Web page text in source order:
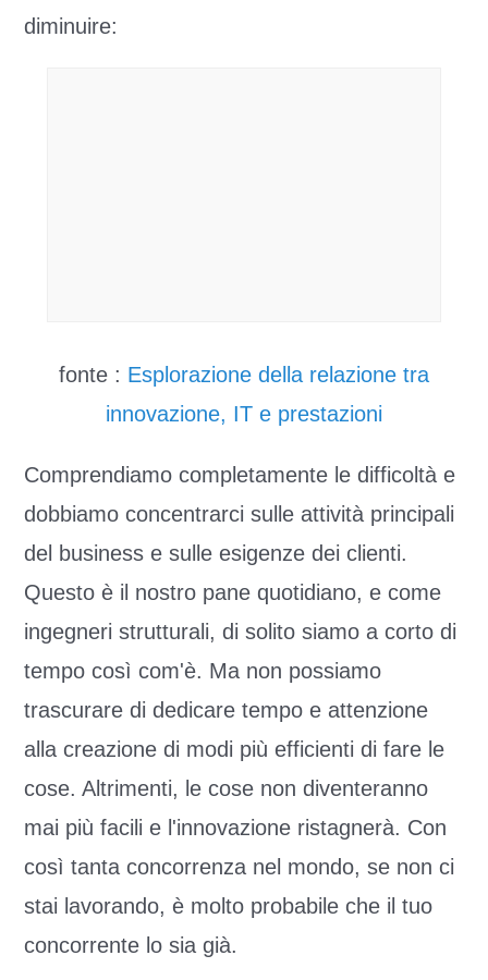
diminuire:
fonte : Esplorazione della relazione tra
innovazione, IT e prestazioni
Comprendiamo completamente le difficoltà e
dobbiamo concentrarci sulle attività principali
del business e sulle esigenze dei clienti.
Questo è il nostro pane quotidiano, e come
ingegneri strutturali, di solito siamo a corto di
tempo così com'è. Ma non possiamo
trascurare di dedicare tempo e attenzione
alla creazione di modi più efficienti di fare le
cose. Altrimenti, le cose non diventeranno
mai più facili e l'innovazione ristagnerà. Con
così tanta concorrenza nel mondo, se non ci
stai lavorando, è molto probabile che il tuo
concorrente lo sia già.